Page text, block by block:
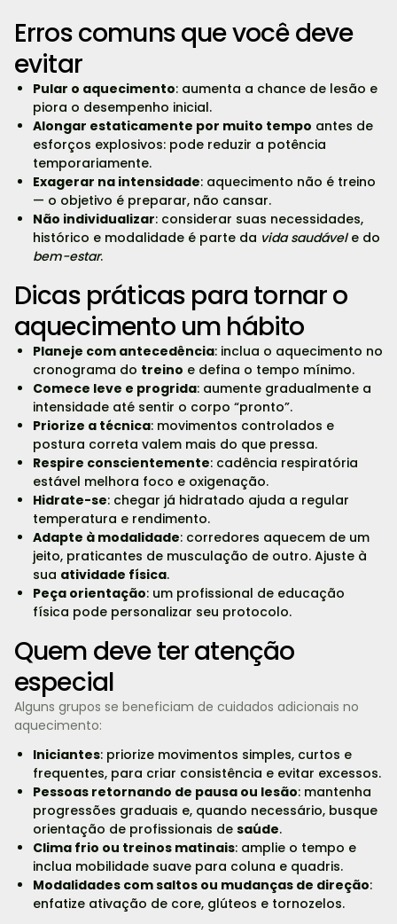
Erros comuns que você deve
evitar
Pular o aquecimento: aumenta a chance de lesão e
piora o desempenho inicial.
Alongar estaticamente por muito tempo antes de
esforços explosivos: pode reduzir a potência
temporariamente.
Exagerar na intensidade: aquecimento não é treino
— o objetivo é preparar, não cansar.
Não individualizar: considerar suas necessidades,
histórico e modalidade é parte da vida saudávele do
bem-estar.
Dicas práticas para tornar o
aquecimento um hábito
Planeje com antecedência: inclua o aquecimento no
cronograma do treino e defina o tempo mínimo.
Comece leve e progrida: aumente gradualmente a
intensidade até sentir o corpo “pronto”.
Priorize a técnica: movimentos controlados e
postura correta valem mais do que pressa.
Respire conscientemente: cadência respiratória
estável melhora foco e oxigenação.
Hidrate-se: chegar já hidratado ajuda a regular
temperatura e rendimento.
Adapte à modalidade: corredores aquecem de um
jeito, praticantes de musculação de outro. Ajuste à
sua atividade física.
Peça orientação: um profissional de educação
física pode personalizar seu protocolo.
Quem deve ter atenção
especial
Alguns grupos se beneficiam de cuidados adicionais no
aquecimento:
Iniciantes: priorize movimentos simples, curtos e
frequentes, para criar consistência e evitar excessos.
Pessoas retornando de pausa ou lesão: mantenha
progressões graduais e, quando necessário, busque
orientação de profissionais de saúde.
Clima frio ou treinos matinais: amplie o tempo e
inclua mobilidade suave para coluna e quadris.
Modalidades com saltos ou mudanças de direção:
enfatize ativação de core, glúteos e tornozelos.